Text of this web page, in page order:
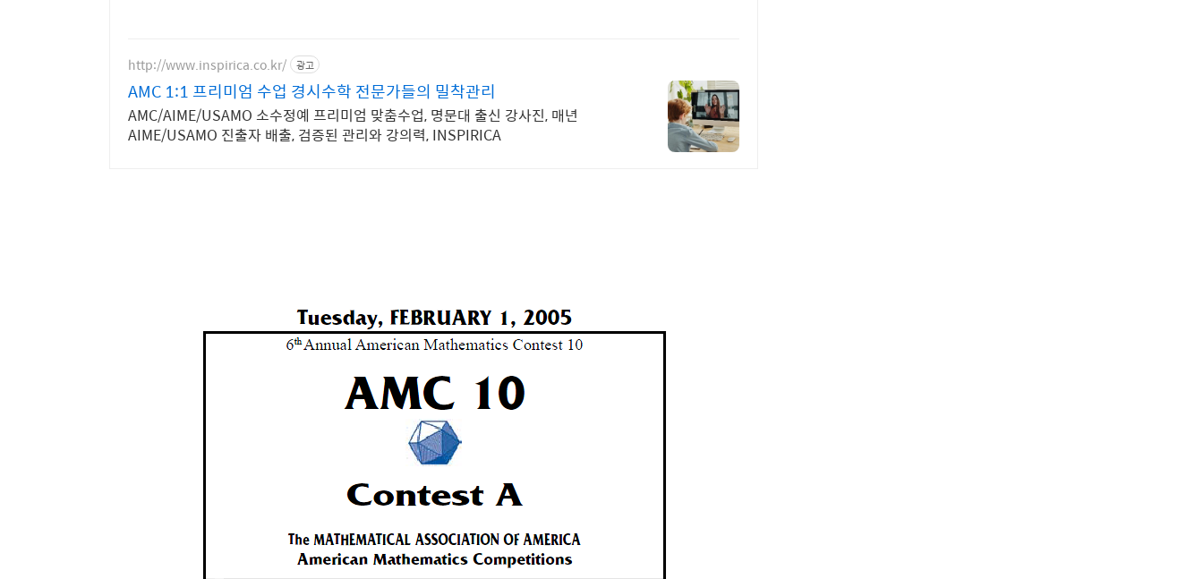
http://www.inspirica.co.kr/ 광고
AMC 1:1 프리미엄 수업 경시수학 전문가들의 밀착관리
AMC/AIME/USAMO 소수정예 프리미엄 맞춤수업, 명문대 출신 강사진, 매년
AIME/USAMO 진출자 배출, 검증된 관리와 강의력, INSPIRICA